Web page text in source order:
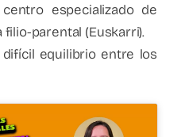
especializado de
parental (Euskarri).
difícil equilibrio entre los